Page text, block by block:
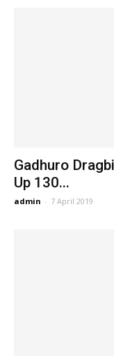
Gadhuro
Up 130...
admin - 7 April 2019